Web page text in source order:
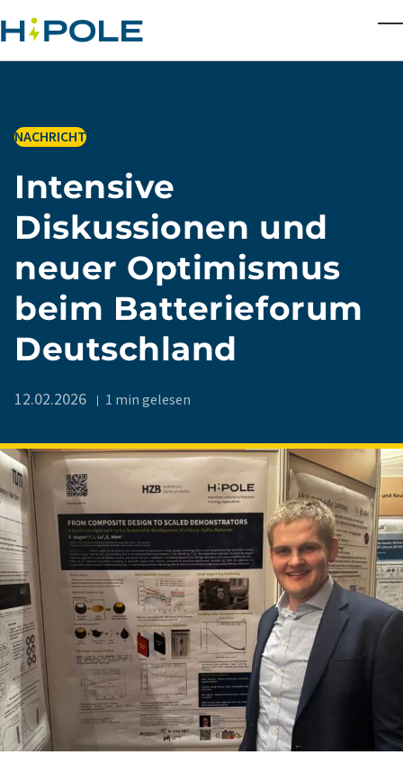
Skip to main content
IN
NACHRICHT
Intensive
Diskussionen und
neuer Optimismus
beim Batterieforum
Deutschland
12.02.2026 1 min gelesen